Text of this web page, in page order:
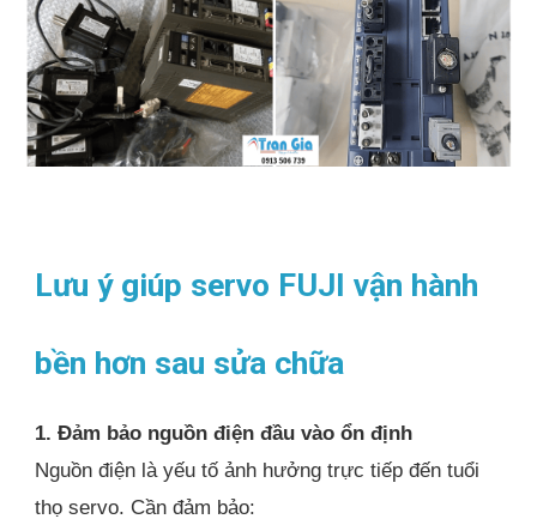
Lưu ý giúp servo FUJI vận hành
bền hơn sau sửa chữa
1. Đảm bảo nguồn điện đầu vào ổn định
Nguồn điện là yếu tố ảnh hưởng trực tiếp đến tuổi
thọ servo. Cần đảm bảo: